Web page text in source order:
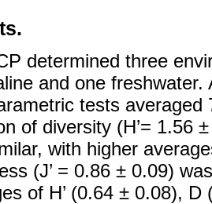
determined three
and one
tests
of diversity (H’= 1.56
with higher
(J’ = 0.86 ± 0.09)
of H’ (0.64 ± 0.08),